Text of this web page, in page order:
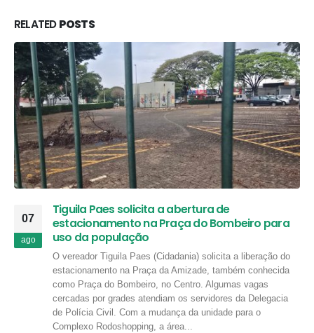
RELATEDPOSTS
07
ago
Tiguila Paes solicita a abertura de
estacionamento na Praça do Bombeiro para
uso da população
O vereador Tiguila Paes (Cidadania) solicita a liberação do
estacionamento na Praça da Amizade, também conhecida
como Praça do Bombeiro, no Centro. Algumas vagas
cercadas por grades atendiam os servidores da Delegacia
de Polícia Civil. Com a mudança da unidade para o
Complexo Rodoshopping, a área...